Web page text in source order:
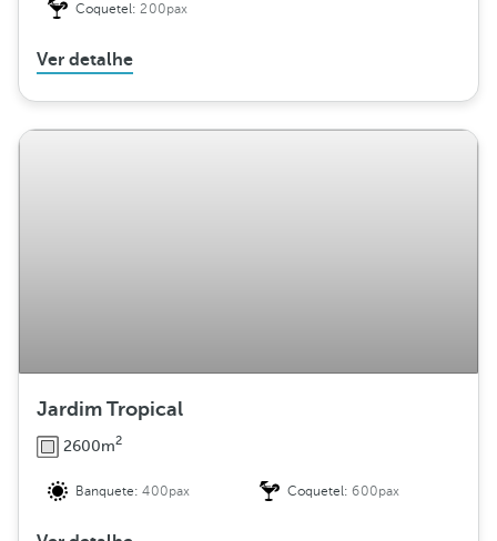
Coquetel:200pax
Ver detalhe
Jardim Tropical
2600m2
Banquete:400pax Coquetel:600pax